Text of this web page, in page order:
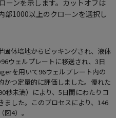
ーンを示します。カットオフは
部1000以上のクローンを選択し
固体培地からピッキングされ、液体
ウェルプレートに移送され、3日
を用いて96ウェルプレート内の
かつ定量的に評価しました。優れた
秒未満）により、5日間にわたりコ
ました。このプロセスにより、146
4）。